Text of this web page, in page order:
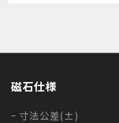
磁石仕様
− 寸法公差(±)